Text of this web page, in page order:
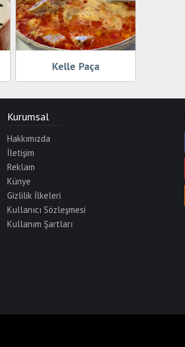
Kelle Paça
Kurumsal
Hakkımızda
İletişim
Reklam
Künye
Gizlilik İlkeleri
Kullanıcı Sözleşmesi
Kullanım Şartları